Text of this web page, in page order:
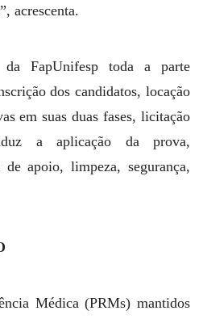
acrescenta.
da FapUnifesp toda a parte
dos candidatos, locação
em suas duas fases, licitação
a aplicação da prova,
de apoio, limpeza, segurança,
Médica (PRMs) mantidos